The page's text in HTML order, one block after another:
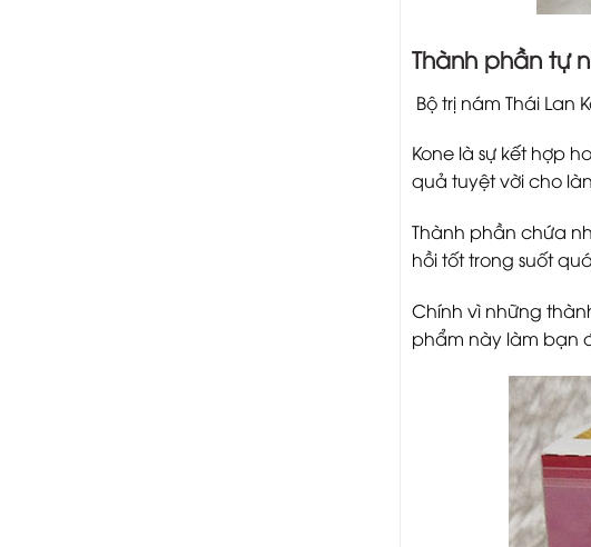
Thành phần tự
Bộ trị nám Thái
Kone là sự kết hợp
quả tuyệt vời cho
Thành phần chứa
hồi tốt trong suốt
Chính vì những
phẩm này làm bạn